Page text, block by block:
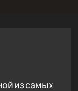
из самых